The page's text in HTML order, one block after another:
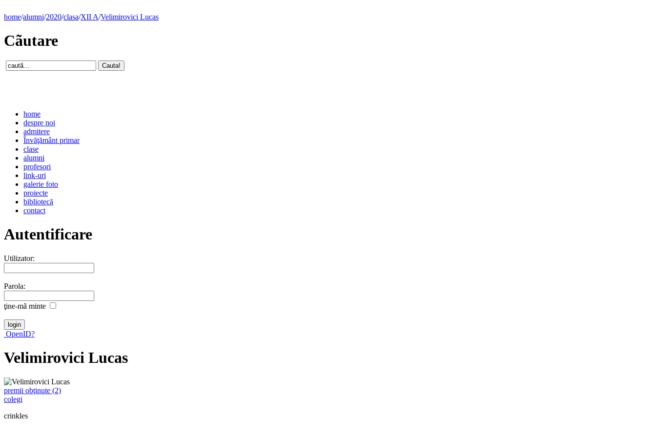
home/alumni/2020/clasa/XII A/Velimirovici Lucas
Cãutare
home
despre noi
admitere
Învăţământ primar
clase
alumni
profesori
link-uri
galerie foto
proiecte
bibliotecă
contact
Autentificare
Utilizator:
Parola:
ţine-mã minte
OpenID?
Velimirovici Lucas
premii obţinute (2)
colegi
crinkles